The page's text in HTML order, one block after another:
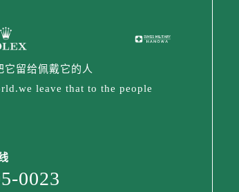
它留给佩戴它的人
leave that to the people
0023